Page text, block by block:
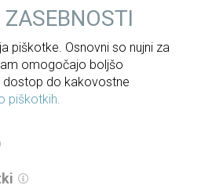
piškotke. Osnovni so nujni za
omogočajo boljšo
dostop do kakovostne
piškotkih.